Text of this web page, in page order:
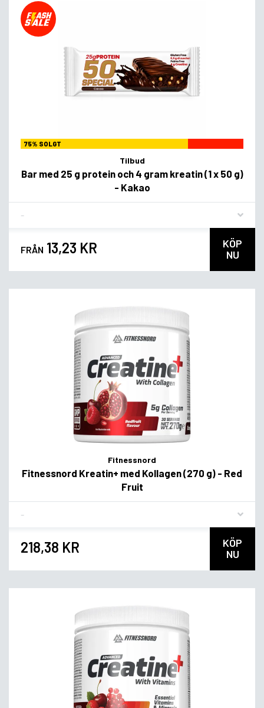
75% SOLGT
Tilbud
Bar med 25 g protein och 4 gram kreatin (1 x 50 g)
- Kakao
FRÅN 13,23 KR
KÖP
NU
Fitnessnord
Fitnessnord Kreatin+ med Kollagen (270 g) - Red
Fruit
218,38 KR
KÖP
NU